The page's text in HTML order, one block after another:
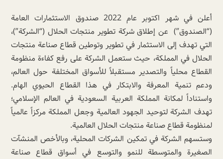
أعلن في شهر اكتوبر عام 2022 صندوق الاستثمارات العامة
(“الصندوق”) عن إطلاق شركة تطوير منتجات الحلال (“الشركة”)،
التي تهدف إلى الاستثمار في تطوير وتوطين قطاع صناعة منتجات
الحلال في المملكة، حيث ستعمل الشركة على رفع كفاءة منظومة
القطاع محلياً والتصدير مستقبلاً للأسواق المختلفة حول العالم،
ودعم تنمية المعرفة والابتكار في هذا القطاع الحيوي الهام.
واستناداً لمكانة المملكة العربية السعودية في العالم الإسلامي؛
تهدف الشركة لتوحيد الجهود العالمية وجعل المملكة مركزاً عالمياً
لمنظومة قطاع صناعة منتجات الحلال العالمية.
وستسهم الشركة في تمكين الشركات المحلية، وبالأخص المنشآت
الصغيرة والمتوسطة للنمو والتوسع في أسواق قطاع صناعة